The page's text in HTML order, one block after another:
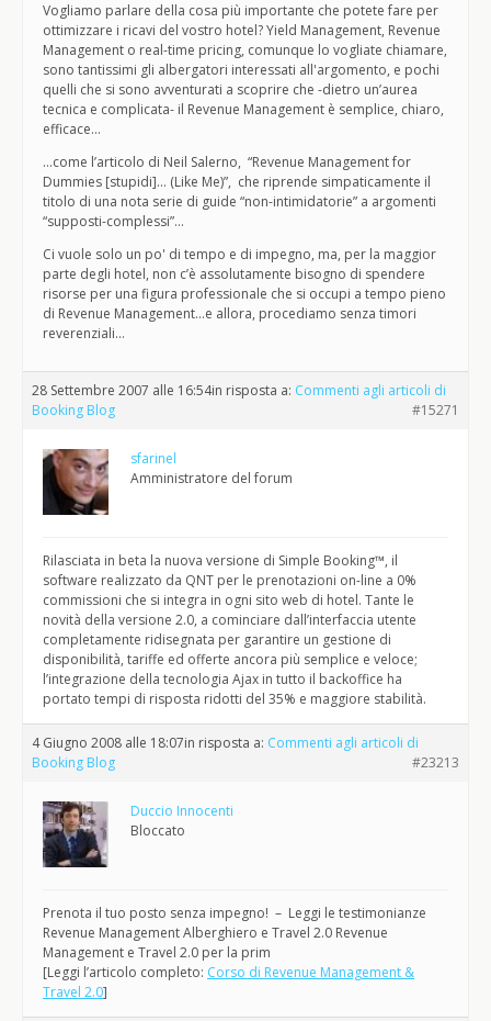
Vogliamo parlare della cosa più importante che potete fare per
ottimizzare i ricavi del vostro hotel? Yield Management, Revenue
Management o real-time pricing, comunque lo vogliate chiamare,
sono tantissimi gli albergatori interessati all'argomento, e pochi
quelli che si sono avventurati a scoprire che -dietro un’aurea
tecnica e complicata- il Revenue Management è semplice, chiaro,
efficace…
…come l’articolo di Neil Salerno, “Revenue Management for
Dummies [stupidi]… (Like Me)”, che riprende simpaticamente il
titolo di una nota serie di guide “non-intimidatorie” a argomenti
“supposti-complessi”…
Ci vuole solo un po' di tempo e di impegno, ma, per la maggior
parte degli hotel, non c’è assolutamente bisogno di spendere
risorse per una figura professionale che si occupi a tempo pieno
di Revenue Management…e allora, procediamo senza timori
reverenziali…
28 Settembre 2007 alle 16:54in risposta a: Commenti agli articoli di
Booking Blog
#15271
sfarinel
Amministratore del forum
Rilasciata in beta la nuova versione di Simple Booking™, il
software realizzato da QNT per le prenotazioni on-line a 0%
commissioni che si integra in ogni sito web di hotel. Tante le
novità della versione 2.0, a cominciare dall’interfaccia utente
completamente ridisegnata per garantire un gestione di
disponibilità, tariffe ed offerte ancora più semplice e veloce;
l’integrazione della tecnologia Ajax in tutto il backoffice ha
portato tempi di risposta ridotti del 35% e maggiore stabilità.
4 Giugno 2008 alle 18:07in risposta a: Commenti agli articoli di
Booking Blog
#23213
Duccio Innocenti
Bloccato
Prenota il tuo posto senza impegno! – Leggi le testimonianze
Revenue Management Alberghiero e Travel 2.0 Revenue
Management e Travel 2.0 per la prim
[Leggi l’articolo completo: Corso di Revenue Management &
Travel 2.0]